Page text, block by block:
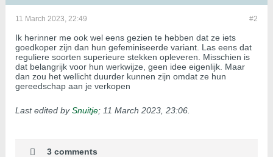
#2
11 March 2023, 22:49
Ik herinner me ook wel eens gezien te hebben dat ze iets
goedkoper zijn dan hun gefeminiseerde variant. Las eens dat
reguliere soorten superieure stekken opleveren. Misschien is
dat belangrijk voor hun werkwijze, geen idee eigenlijk. Maar
dan zou het wellicht duurder kunnen zijn omdat ze hun
gereedschap aan je verkopen
Last edited bySnuitje; 11 March 2023, 23:06
3 comments